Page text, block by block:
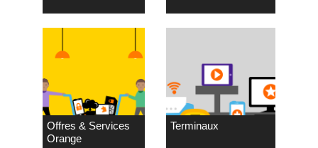
Offres & Services
Orange
Terminaux